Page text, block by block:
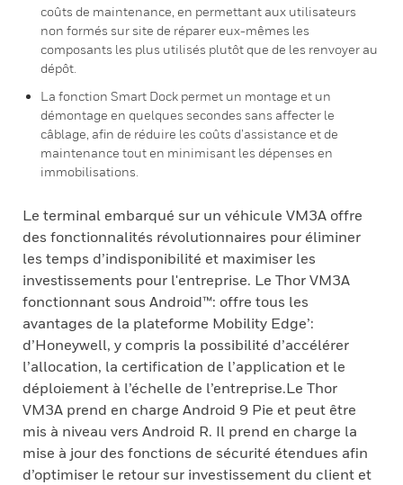
coûts de maintenance, en permettant aux utilisateurs
non formés sur site de réparer eux-mêmes les
composants les plus utilisés plutôt que de les renvoyer au
dépôt.
La fonction Smart Dock permet un montage et un
démontage en quelques secondes sans affecter le
câblage, afin de réduire les coûts d’assistance et de
maintenance tout en minimisant les dépenses en
immobilisations.
Le terminal embarqué sur un véhicule VM3A offre
des fonctionnalités révolutionnaires pour éliminer
les temps d’indisponibilité et maximiser les
investissements pour l'entreprise. Le Thor VM3A
fonctionnant sous Android™: offre tous les
avantages de la plateforme Mobility Edge’:
d’Honeywell, y compris la possibilité d’accélérer
l’allocation, la certification de l’application et le
déploiement à l’échelle de l’entreprise.Le Thor
VM3A prend en charge Android 9 Pie et peut être
mis à niveau vers Android R. Il prend en charge la
mise à jour des fonctions de sécurité étendues afin
d’optimiser le retour sur investissement du client et